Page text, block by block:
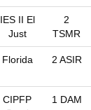
IES II El
Just
2
TSMR
Florida 2 ASIR
CIPFP
1 DAM